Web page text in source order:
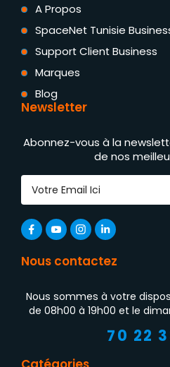
A Propos
SpaceNet Tunisie
Support Client Business
Marques
Blog
Newsletter
Abonnez-vous à la
de nos
Nous contactez
Nous sommes à votre
de 08h00 à 19h00 et le
70 22